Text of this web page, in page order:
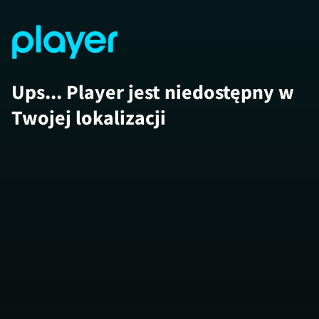
Ups... Player jest niedostępny w
Twojej lokalizacji